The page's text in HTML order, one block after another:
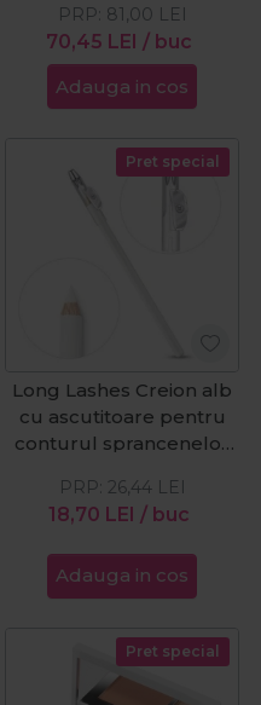
70,45 LEI / buc
PRP: 81,00 LEI
Adauga in cos
Pret special
Long Lashes Creion alb
cu ascutitoare pentru
conturul sprancenelor
18,70 LEI / buc
PRP: 26,44 LEI
Adauga in cos
Pret special